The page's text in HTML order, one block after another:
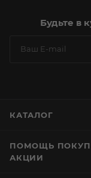
Будьте в
КАТАЛОГ
ПОМОЩЬ
АКЦИИ